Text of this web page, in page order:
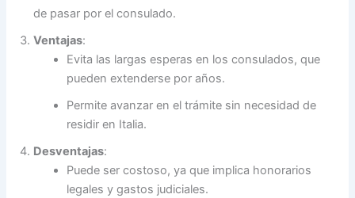
de pasar por el consulado.
Ventajas:
Evita las largas esperas en los consulados, que
pueden extenderse por años.
Permite avanzar en el trámite sin necesidad de
residir en Italia.
Desventajas:
Puede ser costoso, ya que implica honorarios
legales y gastos judiciales.